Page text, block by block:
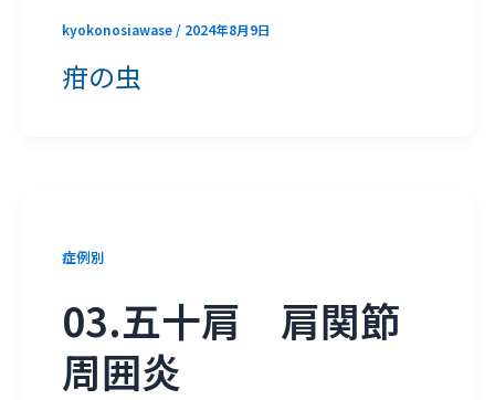
kyokonosiawase / 2024年8月9日
疳の虫
症例別
03.五十肩 肩関節
周囲炎